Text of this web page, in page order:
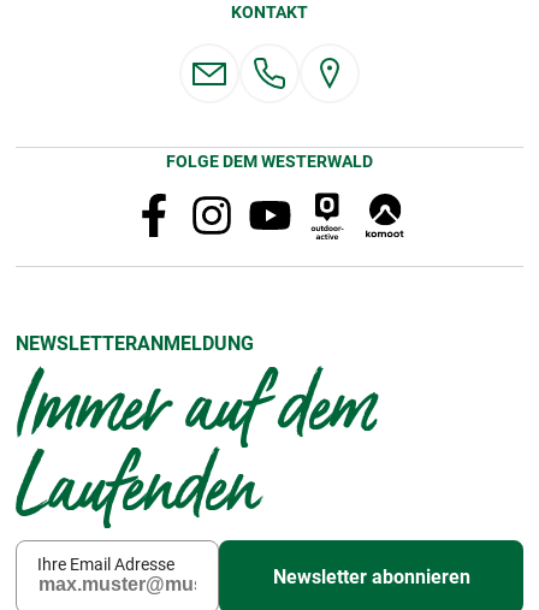
KONTAKT
FOLGE DEM WESTERWALD
NEWSLETTERANMELDUNG
Immer auf dem
Laufenden
Ihre Email Adresse
Newsletter abonnieren